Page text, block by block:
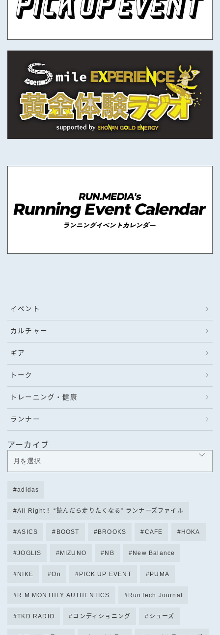
イベント
カルチャー
ギア
トーク
トレーニング・健康
ランナー
アーカイブ
adidas
All Right！ “読んだら走りたくなる” ランナーズファイル
ASICS BOOST BROOKS CAFE HOKA
JOGLIS MIZUNO NB New Balance
NIKE On PICK UP EVENT PUMA
R.M MONTHLY AUTHENTICS RunTech Journal
TKD RADIO コンディショニング シューズ